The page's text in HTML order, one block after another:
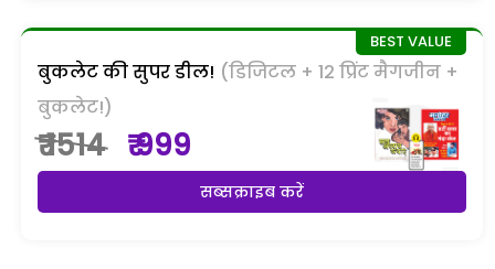
बुकलेट की सुपर डील! (डिजिटल + 12 प्रिंट मैगजीन +
बुकलेट!)
₹ 1514 ₹ 999
सब्सक्राइब करें